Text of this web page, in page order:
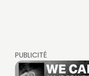
PUBLICITÉ